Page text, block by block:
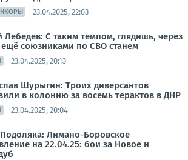
23.04.2025, 22:03
Лебедев: С таким темпом, глядишь, через
союзниками по СВО станем
23.04.2025, 20:13
Шурыгин: Троих диверсантов
в колонию за восемь терактов в ДНР
23.04.2025, 20:04
Лимано-Боровское
на 22.04.25: бои за Новое и